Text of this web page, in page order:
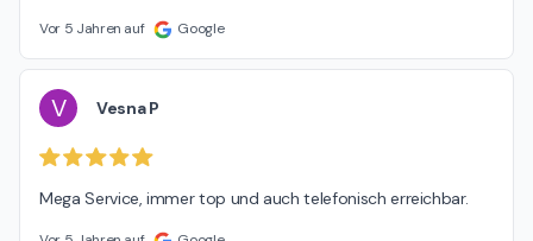
Vor 5 Jahren auf Google
V Vesna P
Mega Service, immer top und auch telefonisch erreichbar.